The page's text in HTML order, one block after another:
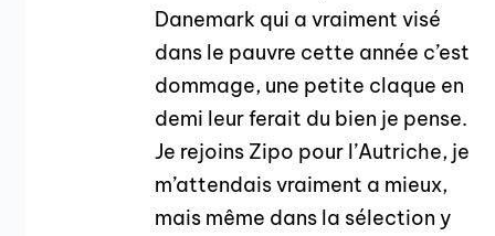
Danemark qui a vraiment visé
dans le pauvre cette année c’est
dommage, une petite claque en
demi leur ferait du bien je pense.
Je rejoins Zipo pour l’Autriche, je
m’attendais vraiment a mieux,
mais même dans la sélection y